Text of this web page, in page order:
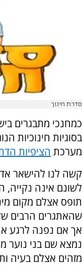
סדרת חינוך
כמחנכי מתבגרים
בסוגיות חינוכיות
מערכת הציפיות
קשה לנו להישאר
לשונם אינה נקייה,
תופס אצלם מקום
שהאתגרים הרבים
אך אם נפנה לרגע
נמצא שם בני נוער
מזהים אצלם בעיה